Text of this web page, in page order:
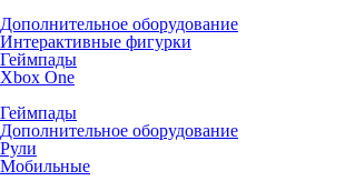
Дополнительное оборудование
Интерактивные фигурки
Геймпады
Xbox One
Геймпады
Дополнительное оборудование
Рули
Мобильные